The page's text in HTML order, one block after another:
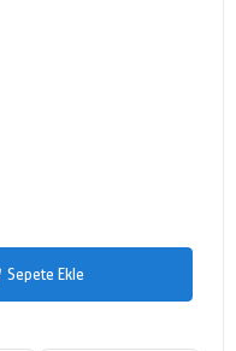
Sepete Ekle